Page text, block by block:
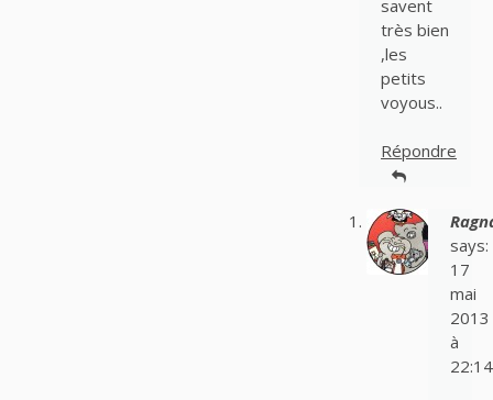
savent
très bien
,les
petits
voyous..
Répondre
says:
17
mai
2013
à
22:14